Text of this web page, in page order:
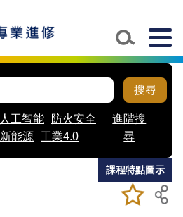
搜尋
人工智能
防火安全
新能源 工業4.0
進階搜
尋
加入/移除
我喜愛的
儲存課程
課程特點圖示